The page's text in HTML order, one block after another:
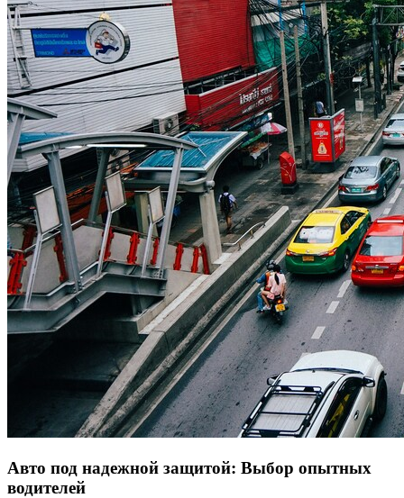
Авто под надежной защитой: Выбор опытных
водителей